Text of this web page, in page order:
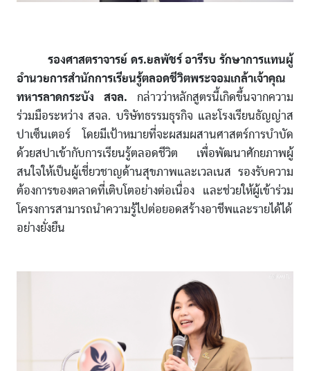
รองศาสตราจารย์ ดร.ยลพัชร์ อารีรบ รักษาการแทนผู้
อำนวยการสำนักการเรียนรู้ตลอดชีวิตพระจอมเกล้าเจ้าคุณ
ทหารลาดกระบัง สจล. กล่าวว่าหลักสูตรนี้เกิดขึ้นจากความ
ร่วมมือระหว่าง สจล. บริษัทธรรมธุรกิจ และโรงเรียนธัญญ่าส
ปาเซ็นเตอร์ โดยมีเป้าหมายที่จะผสมผสานศาสตร์การบำบัด
ด้วยสปาเข้ากับการเรียนรู้ตลอดชีวิต เพื่อพัฒนาศักยภาพผู้
สนใจให้เป็นผู้เชี่ยวชาญด้านสุขภาพและเวลเนส รองรับความ
ต้องการของตลาดที่เติบโตอย่างต่อเนื่อง และช่วยให้ผู้เข้าร่วม
โครงการสามารถนำความรู้ไปต่อยอดสร้างอาชีพและรายได้ได้
อย่างยั่งยืน